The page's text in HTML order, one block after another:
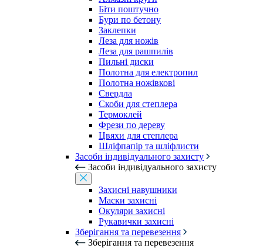
Біти поштучно
Бури по бетону
Заклепки
Леза для ножів
Леза для рашпилів
Пильні диски
Полотна для електропил
Полотна ножівкові
Свердла
Скоби для степлера
Термоклей
Фрези по дереву
Цвяхи для степлера
Шліфпапір та шліфлисти
Засоби індивідуального захисту
Засоби індивідуального захисту
Захисні навушники
Маски захисні
Окуляри захисні
Рукавички захисні
Зберігання та перевезення
Зберігання та перевезення